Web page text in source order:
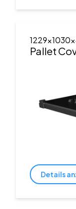
Pallet
Details